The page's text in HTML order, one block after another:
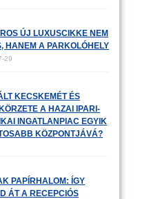
ÚJ LUXUSCIKKE NEM
HANEM A PARKOLÓHELY
29
KECSKEMÉT ÉS
A HAZAI IPARI-
INGATLANPIAC EGYIK
KÖZPONTJÁVÁ?
PAPÍRHALOM: ÍGY
ÁT A RECEPCIÓS